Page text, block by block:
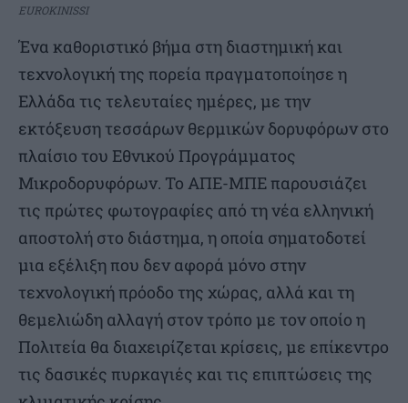
EUROKINISSI
Ένα καθοριστικό βήμα στη διαστημική και
τεχνολογική της πορεία πραγματοποίησε η
Ελλάδα τις τελευταίες ημέρες, με την
εκτόξευση τεσσάρων θερμικών δορυφόρων στο
πλαίσιο του Εθνικού Προγράμματος
Μικροδορυφόρων. Το ΑΠΕ-ΜΠΕ παρουσιάζει
τις πρώτες φωτογραφίες από τη νέα ελληνική
αποστολή στο διάστημα, η οποία σηματοδοτεί
μια εξέλιξη που δεν αφορά μόνο στην
τεχνολογική πρόοδο της χώρας, αλλά και τη
θεμελιώδη αλλαγή στον τρόπο με τον οποίο η
Πολιτεία θα διαχειρίζεται κρίσεις, με επίκεντρο
τις δασικές πυρκαγιές και τις επιπτώσεις της